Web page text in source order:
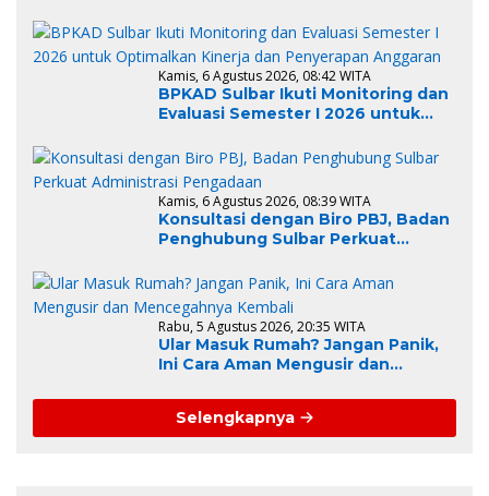
PPN Gunakan Aplikasi Coretax
Kamis, 6 Agustus 2026, 08:42 WITA
BPKAD Sulbar Ikuti Monitoring dan
Evaluasi Semester I 2026 untuk
Penyerapan Anggaran
Kamis, 6 Agustus 2026, 08:39 WITA
Konsultasi dengan Biro PBJ, Badan
Penghubung Sulbar Perkuat
Rabu, 5 Agustus 2026, 20:35 WITA
Ular Masuk Rumah? Jangan Panik,
Ini Cara Aman Mengusir dan
Selengkapnya